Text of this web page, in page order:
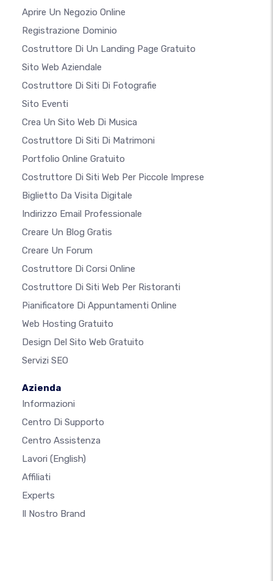
Aprire Un Negozio Online
Registrazione Dominio
Costruttore Di Un Landing Page Gratuito
Sito Web Aziendale
Costruttore Di Siti Di Fotografie
Sito Eventi
Crea Un Sito Web Di Musica
Costruttore Di Siti Di Matrimoni
Portfolio Online Gratuito
Costruttore Di Siti Web Per Piccole Imprese
Biglietto Da Visita Digitale
Indirizzo Email Professionale
Creare Un Blog Gratis
Creare Un Forum
Costruttore Di Corsi Online
Costruttore Di Siti Web Per Ristoranti
Pianificatore Di Appuntamenti Online
Web Hosting Gratuito
Design Del Sito Web Gratuito
Servizi SEO
Azienda
Informazioni
Centro Di Supporto
Centro Assistenza
Lavori (English)
Affiliati
Experts
Il Nostro Brand